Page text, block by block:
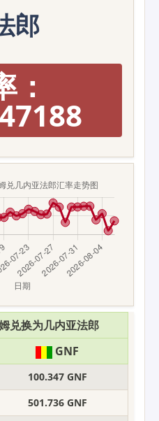
郎
：
兑换为几内亚法郎
GNF
100.347 GNF
501.736 GNF